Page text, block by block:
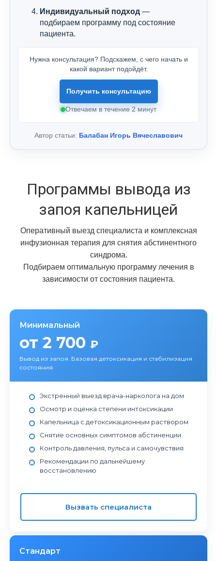
Индивидуальный подход —
подбираем программу под состояние
пациента.
Нужна консультация? Подскажем, с чего начать и
какой вариант подойдёт.
Получить консультацию
Отвечаем в течение 2 минут
Автор статьи: Балабан Игорь Вячеславович
Программы вывода из
запоя капельницей
Оперативный выезд специалиста и комплексная
инфузионная терапия для снятия абстинентного
синдрома.
Подбираем оптимальную программу лечения в
зависимости от состояния пациента.
Минимальный
от 2 700 ₽
Вывод из запоя. Базовая детоксикация и стабилизация
состояния.
Экстренный выезд врача-нарколога на дом
Осмотр и оценка степени интоксикации
Капельница с детоксикационным раствором
Снятие основных симптомов абстиненции
Контроль давления, пульса и самочувствия
Рекомендации по дальнейшему
восстановлению
Вызвать специалиста
Стандарт